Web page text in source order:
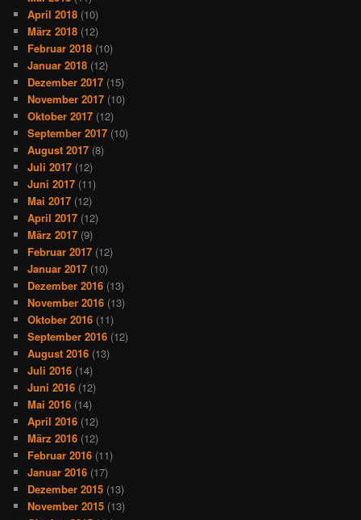
April 2018 (10)
März 2018 (12)
Februar 2018 (10)
Januar 2018 (12)
Dezember 2017 (15)
November 2017 (10)
Oktober 2017 (12)
September 2017 (10)
August 2017 (8)
Juli 2017 (12)
Juni 2017 (11)
Mai 2017 (12)
April 2017 (12)
März 2017 (9)
Februar 2017 (12)
Januar 2017 (10)
Dezember 2016 (13)
November 2016 (13)
Oktober 2016 (11)
September 2016 (12)
August 2016 (13)
Juli 2016 (14)
Juni 2016 (12)
Mai 2016 (14)
April 2016 (12)
März 2016 (12)
Februar 2016 (11)
Januar 2016 (17)
Dezember 2015 (13)
November 2015 (13)